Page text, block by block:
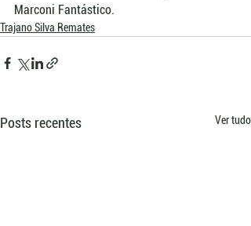
Marconi Fantástico.
Trajano Silva Remates
Posts recentes Ver tudo